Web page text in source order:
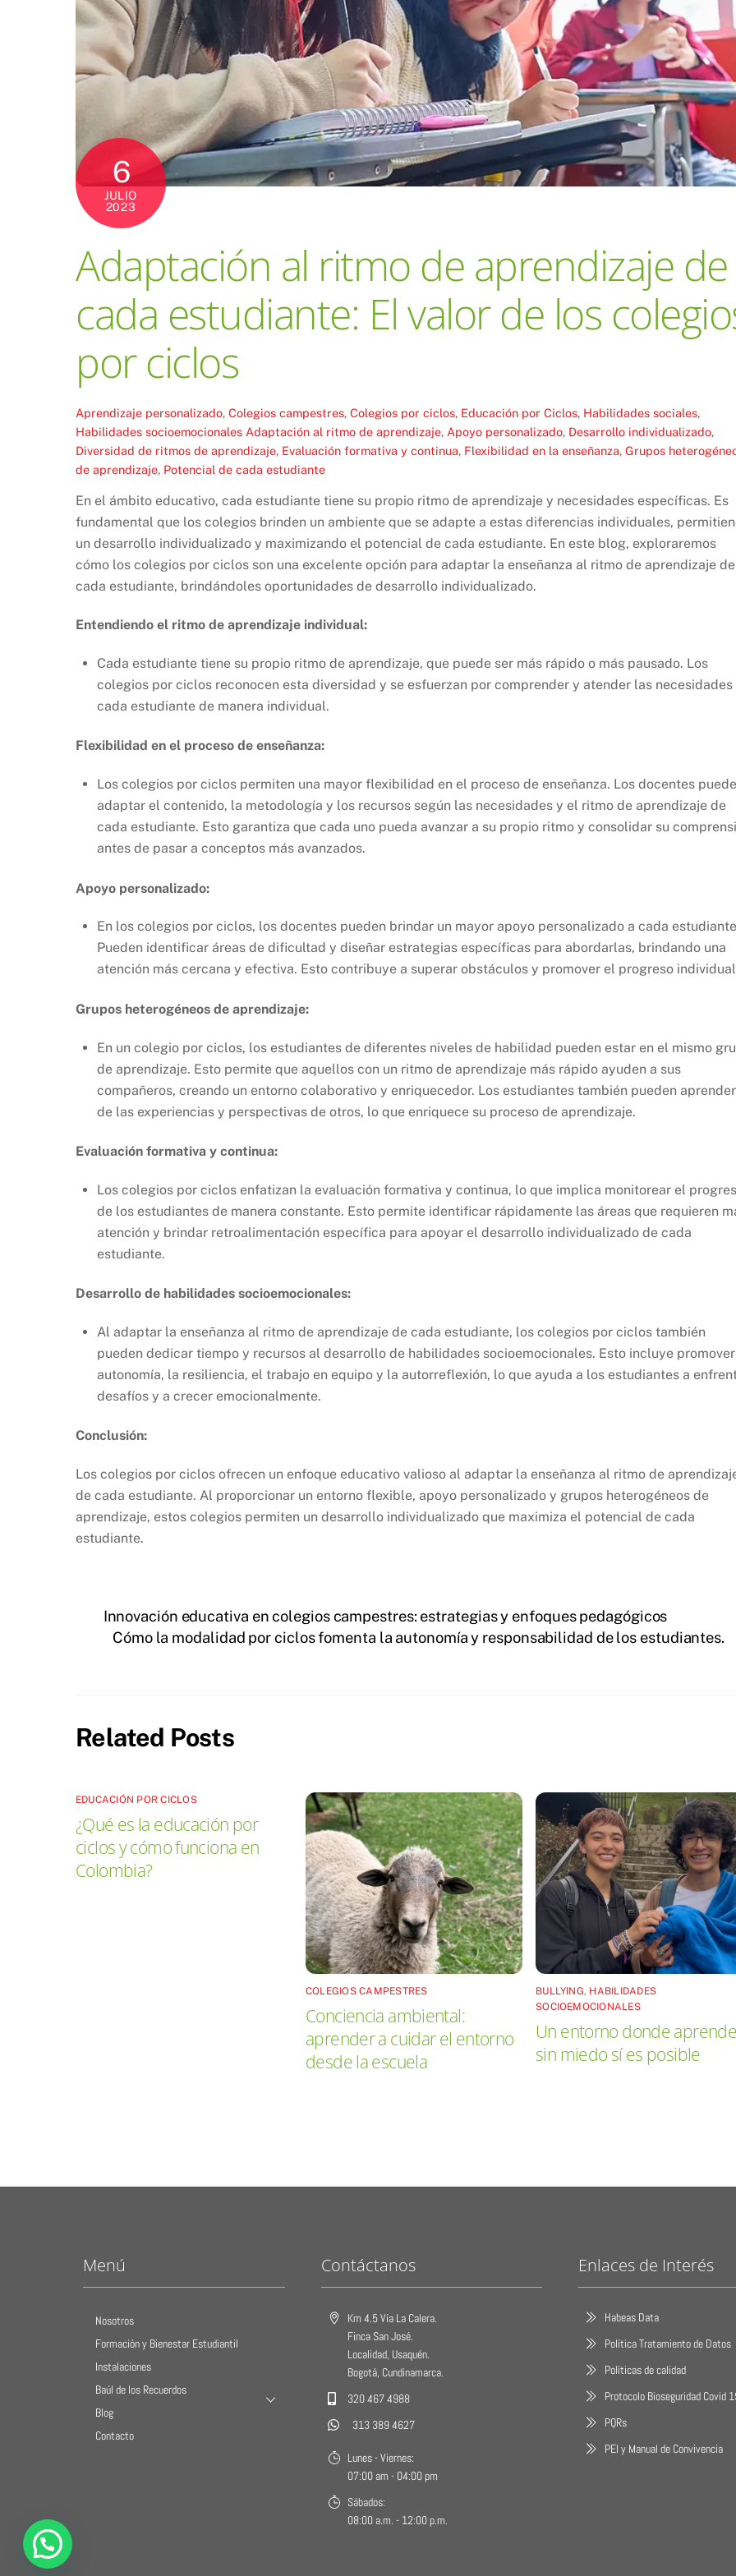
6
JULIO
2023
Adaptación al ritmo de aprendizaje de
cada estudiante: El valor de los
por ciclos
Aprendizaje personalizado, Colegios campestres, Colegios por ciclos, Educación por Ciclos, Habilidades sociales,
Habilidades socioemocionales Adaptación al ritmo de aprendizaje, Apoyo personalizado, Desarrollo individualizado,
Diversidad de ritmos de aprendizaje, Evaluación formativa y continua, Flexibilidad en la enseñanza, Grupos
de aprendizaje, Potencial de cada estudiante
En el ámbito educativo, cada estudiante tiene su propio ritmo de aprendizaje y necesidades específicas. Es
fundamental que los colegios brinden un ambiente que se adapte a estas diferencias individuales,
un desarrollo individualizado y maximizando el potencial de cada estudiante. En este blog, exploraremos
cómo los colegios por ciclos son una excelente opción para adaptar la enseñanza al ritmo de aprendizaje de
cada estudiante, brindándoles oportunidades de desarrollo individualizado.
Entendiendo el ritmo de aprendizaje individual:
Cada estudiante tiene su propio ritmo de aprendizaje, que puede ser más rápido o más pausado. Los
colegios por ciclos reconocen esta diversidad y se esfuerzan por comprender y atender las necesidades
cada estudiante de manera individual.
Flexibilidad en el proceso de enseñanza:
Los colegios por ciclos permiten una mayor flexibilidad en el proceso de enseñanza. Los docentes
adaptar el contenido, la metodología y los recursos según las necesidades y el ritmo de aprendizaje de
cada estudiante. Esto garantiza que cada uno pueda avanzar a su propio ritmo y consolidar su
antes de pasar a conceptos más avanzados.
Apoyo personalizado:
En los colegios por ciclos, los docentes pueden brindar un mayor apoyo personalizado a cada
Pueden identificar áreas de dificultad y diseñar estrategias específicas para abordarlas, brindando una
atención más cercana y efectiva. Esto contribuye a superar obstáculos y promover el progreso
Grupos heterogéneos de aprendizaje:
En un colegio por ciclos, los estudiantes de diferentes niveles de habilidad pueden estar en el mismo
de aprendizaje. Esto permite que aquellos con un ritmo de aprendizaje más rápido ayuden a sus
compañeros, creando un entorno colaborativo y enriquecedor. Los estudiantes también pueden aprender
de las experiencias y perspectivas de otros, lo que enriquece su proceso de aprendizaje.
Evaluación formativa y continua:
Los colegios por ciclos enfatizan la evaluación formativa y continua, lo que implica monitorear el
de los estudiantes de manera constante. Esto permite identificar rápidamente las áreas que requieren
atención y brindar retroalimentación específica para apoyar el desarrollo individualizado de cada
estudiante.
Desarrollo de habilidades socioemocionales:
Al adaptar la enseñanza al ritmo de aprendizaje de cada estudiante, los colegios por ciclos también
pueden dedicar tiempo y recursos al desarrollo de habilidades socioemocionales. Esto incluye
autonomía, la resiliencia, el trabajo en equipo y la autorreflexión, lo que ayuda a los estudiantes a
desafíos y a crecer emocionalmente.
Conclusión:
Los colegios por ciclos ofrecen un enfoque educativo valioso al adaptar la enseñanza al ritmo de
de cada estudiante. Al proporcionar un entorno flexible, apoyo personalizado y grupos heterogéneos de
aprendizaje, estos colegios permiten un desarrollo individualizado que maximiza el potencial de cada
estudiante.
Innovación educativa en colegios campestres: estrategias y enfoques pedagógicos
Cómo la modalidad por ciclos fomenta la autonomía y responsabilidad de los estudiantes.
Related Posts
EDUCACIÓN POR CICLOS
¿Qué es la educación por
ciclos y cómo funciona en
Colombia?
COLEGIOS CAMPESTRES
Conciencia ambiental:
aprender a cuidar el entorno
desde la escuela
BULLYING, HABILIDADES
SOCIOEMOCIONALES
Un entorno donde
sin miedo sí es posible
Menú
Nosotros
Formación y Bienestar Estudiantil
Instalaciones
Baúl de los Recuerdos
Blog
Contacto
Contáctanos
Km 4.5 Vía La Calera.
Finca San José.
Localidad, Usaquén.
Bogotá, Cundinamarca.
320 467 4988
313 389 4627
Lunes - Viernes:
07:00 am - 04:00 pm
Sábados:
08:00 a.m. - 12:00 p.m.
Enlaces de Interés
Habeas Data
Política Tratamiento de Datos
Políticas de calidad
Protocolo Bioseguridad Covid
PQRs
PEI y Manual de Convivencia